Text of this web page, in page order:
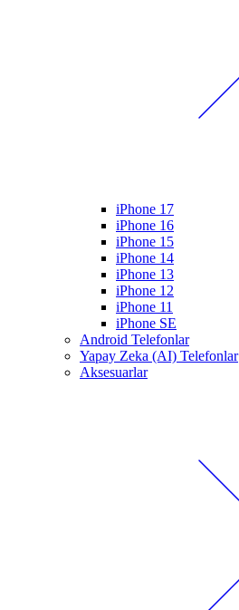
iPhone 17
iPhone 16
iPhone 15
iPhone 14
iPhone 13
iPhone 12
iPhone 11
iPhone SE
Android Telefonlar
Yapay Zeka (AI) Telefonlar
Aksesuarlar